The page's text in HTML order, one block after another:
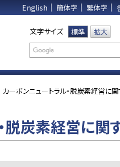
English 簡体字 繁体字
文字サイズ 標準 拡大
カーボンニュートラル・脱炭素経営に
脱炭素経営に関